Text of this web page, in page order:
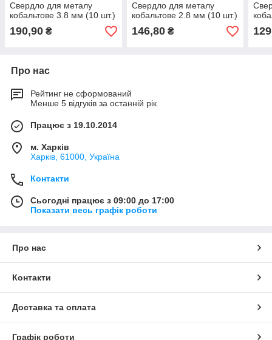
Свердло для металу
кобальтове 3.8 мм (10 шт.)
190,90 ₴
Свердло для металу
кобальтове 2.8 мм (10 шт.)
146,80₴
Про нас
Рейтинг не сформований
Менше 5 відгуків за останній рік
Працює з 19.10.2014
м. Харків
Харків, 61000, Україна
Контакти
Сьогодні працює з 09:00 до 17:00
Показати весь графік роботи
Про нас
Контакти
Доставка та оплата
Графік роботи